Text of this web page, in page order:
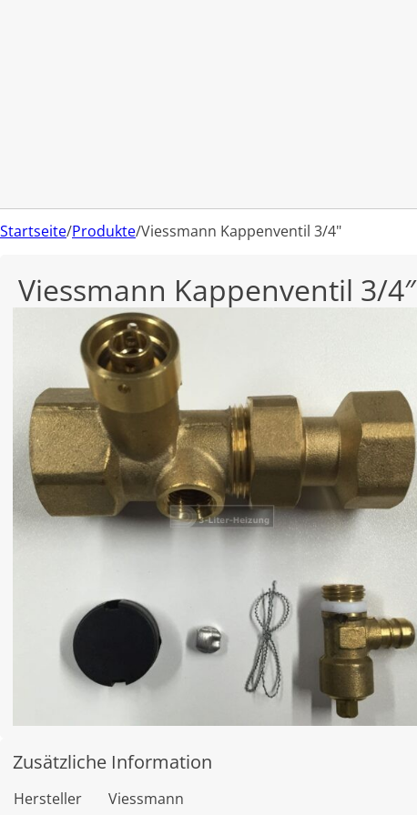
Startseite/Produkte/Viessmann Kappenventil 3/4"
Viessmann Kappenventil 3/4″
Zusätzliche Information
Hersteller Viessmann